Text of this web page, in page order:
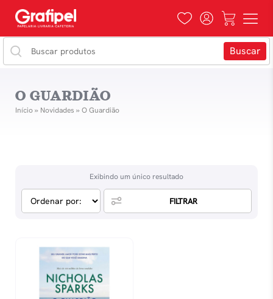
O GUARDIÃO
Início» Novidades » O Guardião
Exibindo um único resultado
FILTRAR